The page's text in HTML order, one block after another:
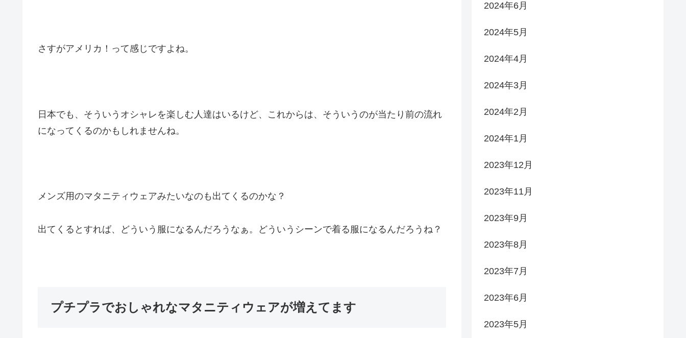
さすがアメリカ！って感じですよね。
日本でも、そういうオシャレを楽しむ人達はいるけど、これからは、そういうのが当たり前の流れ
になってくるのかもしれませんね。
メンズ用のマタニティウェアみたいなのも出てくるのかな？
出てくるとすれば、どういう服になるんだろうなぁ。どういうシーンで着る服になるんだろうね？
プチプラでおしゃれなマタニティウェアが増えてます
2024年6月
2024年5月
2024年4月
2024年3月
2024年2月
2024年1月
2023年12月
2023年11月
2023年9月
2023年8月
2023年7月
2023年6月
2023年5月